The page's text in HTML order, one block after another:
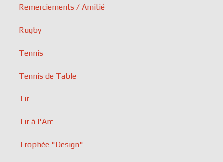
Remerciements / Amitié
Rugby
Tennis
Tennis de Table
Tir
Tir à l'Arc
Trophée "Design"